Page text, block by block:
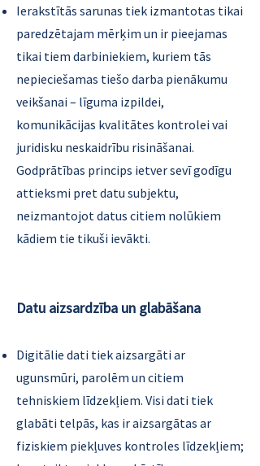
Ierakstītās sarunas tiek izmantotas tikai
paredzētajam mērķim un ir pieejamas
tikai tiem darbiniekiem, kuriem tās
nepieciešamas tiešo darba pienākumu
veikšanai – līguma izpildei,
komunikācijas kvalitātes kontrolei vai
juridisku neskaidrību risināšanai.
Godprātības princips ietver sevī godīgu
attieksmi pret datu subjektu,
neizmantojot datus citiem nolūkiem
kādiem tie tikuši ievākti.
Datu aizsardzība un glabāšana
Digitālie dati tiek aizsargāti ar
ugunsmūri, parolēm un citiem
tehniskiem līdzekļiem. Visi dati tiek
glabāti telpās, kas ir aizsargātas ar
fiziskiem piekļuves kontroles līdzekļiem;